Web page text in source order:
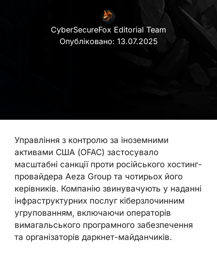
CyberSecureFox Editorial Team
Опубліковано: 13.07.2025
Управління з контролю за іноземними
активами США (OFAC) застосувало
масштабні санкції проти російського хостинг-
провайдера Aeza Group та чотирьох його
керівників. Компанію звинувачують у наданні
інфраструктурних послуг кіберзлочинним
угрупованням, включаючи операторів
вимагальського програмного забезпечення
та організаторів даркнет-майданчиків.